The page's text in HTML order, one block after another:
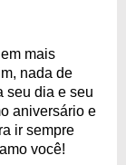
mais
nada de
seu dia e seu
aniversário e
ir sempre
você!